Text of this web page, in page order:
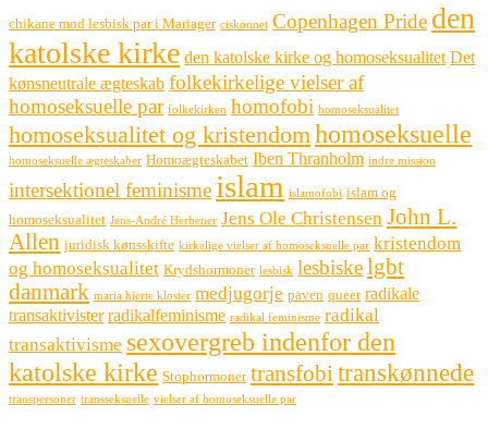
chikane mod lesbisk par i Mariager ciskønnet Copenhagen Pride den
katolske kirke den katolske kirke og homoseksualitet Det
kønsneutrale ægteskab folkekirkelige vielser af
homoseksuelle par folkekirken homofobi homoseksualitet
homoseksualitet og kristendomhomoseksuelle
homoseksuelle ægteskaber Homoægteskabet Iben Thranholm indre mission
intersektionel feminisme islam islamofobi islam og
homoseksualitet Jens-André Herbener Jens Ole Christensen John L.
Allen juridisk kønsskifte kirkelige vielser af homoseksuelle par kristendom
og homoseksualitet Krydshormoner lesbisk lesbiskelgbt
danmark maria hjerte kloster medjugorje paven queer radikale
transaktivister radikalfeminisme radikal feminisme radikal
transaktivisme sexovergreb indenfor den
katolske kirke Stophormoner transfobi transkønnede
transpersoner transseksuelle vielser af homoseksuelle par